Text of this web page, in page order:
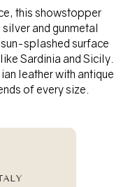
this showstopper
and gunmetal
splashed surface
Sardinia and Sicily.
leather with antique
of every size.